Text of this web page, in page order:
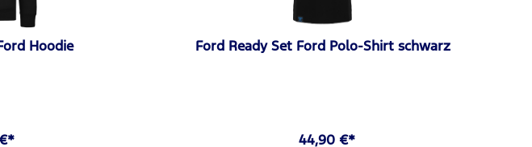
Hoodie Ford Ready Set Ford Polo-Shirt schwarz
44,90 €*